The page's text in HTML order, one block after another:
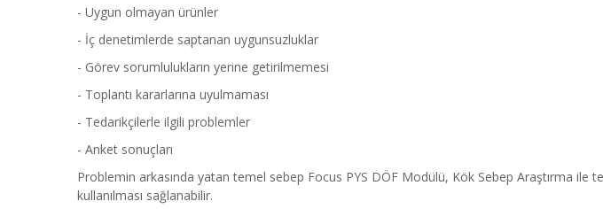
- Uygun olmayan ürünler
- İç denetimlerde saptanan uygunsuzluklar
- Görev sorumlulukların yerine getirilmemesi
- Toplantı kararlarına uyulmaması
- Tedarikçilerle ilgili problemler
- Anket sonuçları
Problemin arkasında yatan temel sebep Focus PYS DÖF Modülü, Kök Sebep Araştırma
kullanılması sağlanabilir.